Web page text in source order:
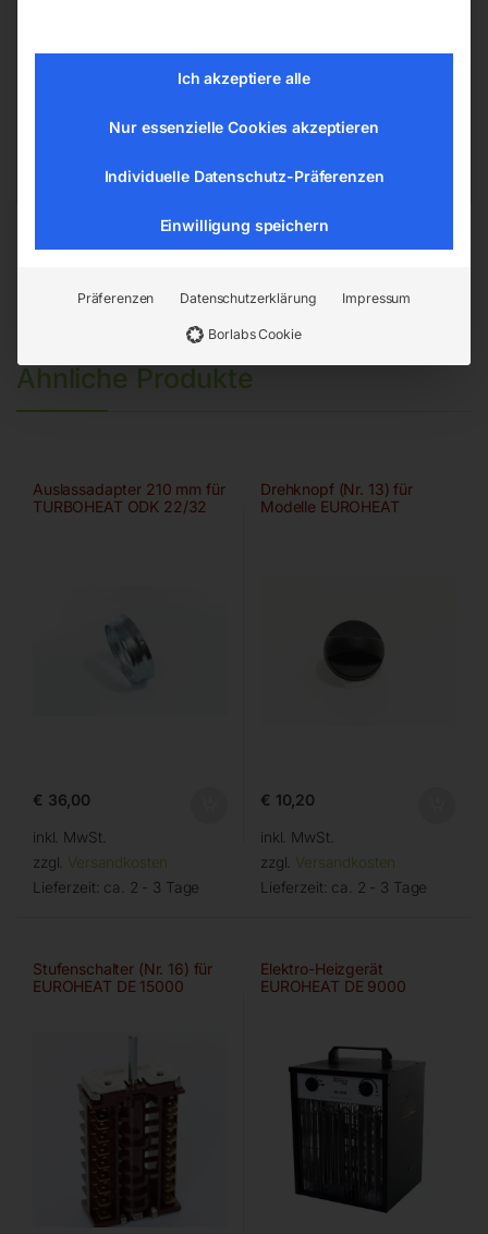
4036351049838
Artikelnummer:
Ventilatoren und Luftentfeuchter
Ähnliche Produkte
Auslassadapter 210 mm für
TURBOHEAT ODK 22/32
€ 36,00
inkl. MwSt.
zzgl. Versandkosten
Lieferzeit: ca. 2 - 3 Tage
Drehknopf (Nr. 13) für
Modelle EUROHEAT
€ 10,20
inkl. MwSt.
zzgl. Versandkosten
Lieferzeit: ca. 2 - 3 Tage
Stufenschalter (Nr. 16) für
EUROHEAT DE 15000
Elektro-Heizgerät
EUROHEAT DE 9000
Ich akzeptiere alle
Nur essenzielle Cookies akzeptieren
Individuelle Datenschutz-Präferenzen
Einwilligung speichern
Präferenzen Datenschutzerklärung Impressum
Borlabs Cookie